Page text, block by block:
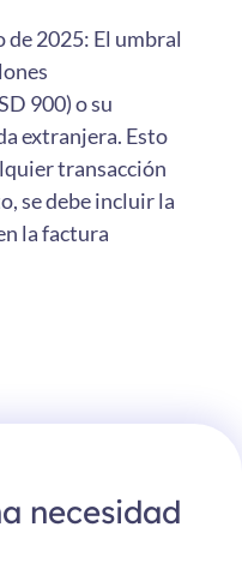
de 2025: El umbral
900) o su
extranjera. Esto
transacción
se debe incluir la
la factura
necesidad